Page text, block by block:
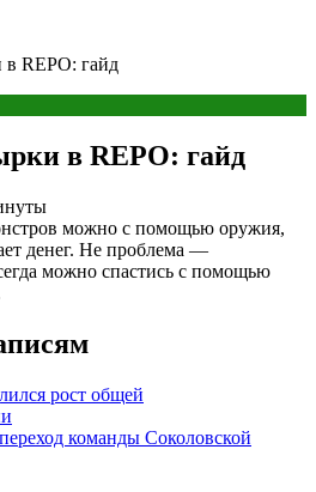
в REPO: гайд
в REPO: гайд
можно с помощью оружия,
денег. Не проблема —
можно спастись с помощью
рост общей
команды Соколовской